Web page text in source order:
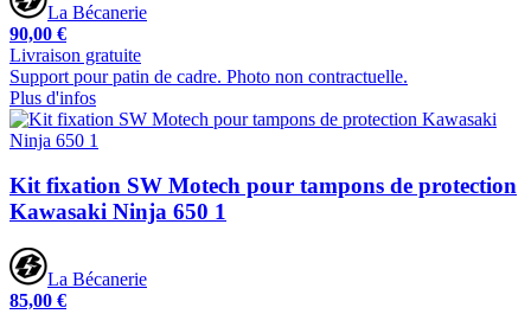
La Bécanerie
90,00 €
Livraison gratuite
Support pour patin de cadre. Photo non contractuelle.
Plus d'infos
Kit fixation SW Motech pour tampons de protection
Kawasaki Ninja 650 1
La Bécanerie
85,00 €